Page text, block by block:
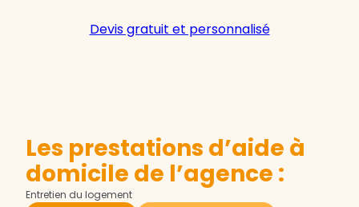
Devis gratuit et personnalisé
Les prestations d’aide à
domicile de l’agence :
Entretien du logement